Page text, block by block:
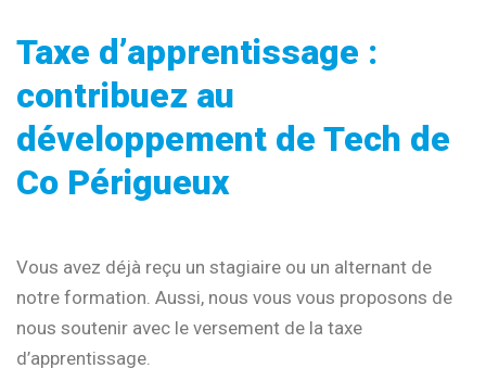
Taxe d’apprentissage :
contribuez au
développement de Tech de
Co Périgueux
Vous avez déjà reçu un stagiaire ou un alternant de
notre formation. Aussi, nous vous vous proposons de
nous soutenir avec le versement de la taxe
d’apprentissage.